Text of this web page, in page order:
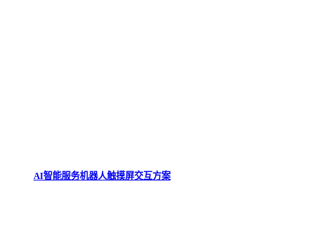
AI智能服务机器人触摸屏交互方案